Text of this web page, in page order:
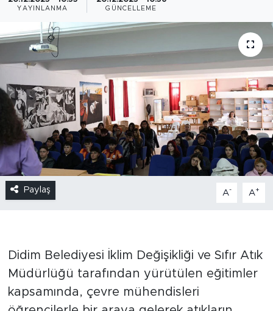
YAYINLANMA GÜNCELLEME
Paylaş A- A+
Didim Belediyesi İklim Değişikliği ve Sıfır Atık
Müdürlüğü tarafından yürütülen eğitimler
kapsamında, çevre mühendisleri